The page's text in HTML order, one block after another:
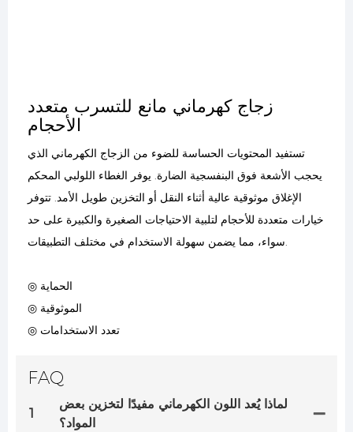
زجاج كهرماني مانع للتسرب متعدد
الأحجام
تستفيد المحتويات الحساسة للضوء من الزجاج الكهرماني الذي
يحجب الأشعة فوق البنفسجية الضارة. يوفر الغطاء اللولبي المحكم
الإغلاق موثوقية عالية أثناء النقل أو التخزين طويل الأمد. تتوفر
خيارات متعددة للأحجام لتلبية الاحتياجات الصغيرة والكبيرة على حد
سواء، مما يضمن سهولة الاستخدام في مختلف التطبيقات.
◎ الحماية
◎ الموثوقية
◎ تعدد الاستخدامات
FAQ
1
لماذا يُعد اللون الكهرماني مفيدًا لتخزين بعض
المواد؟